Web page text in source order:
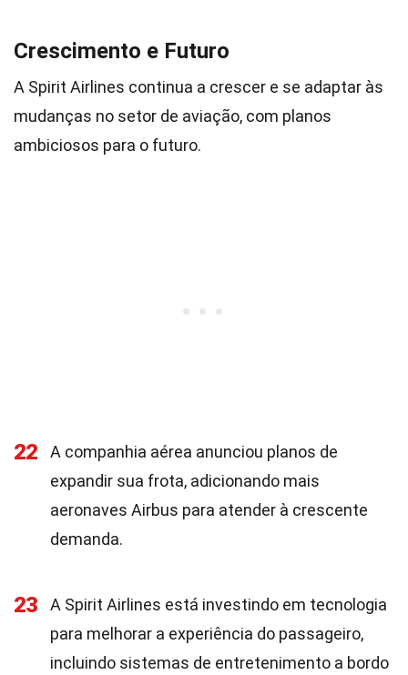
Crescimento e Futuro
A Spirit Airlines continua a crescer e se adaptar às
mudanças no setor de aviação, com planos
ambiciosos para o futuro.
22
A companhia aérea anunciou planos de
expandir sua frota, adicionando mais
aeronaves Airbus para atender à crescente
demanda.
23
A Spirit Airlines está investindo em tecnologia
para melhorar a experiência do passageiro,
incluindo sistemas de entretenimento a bordo